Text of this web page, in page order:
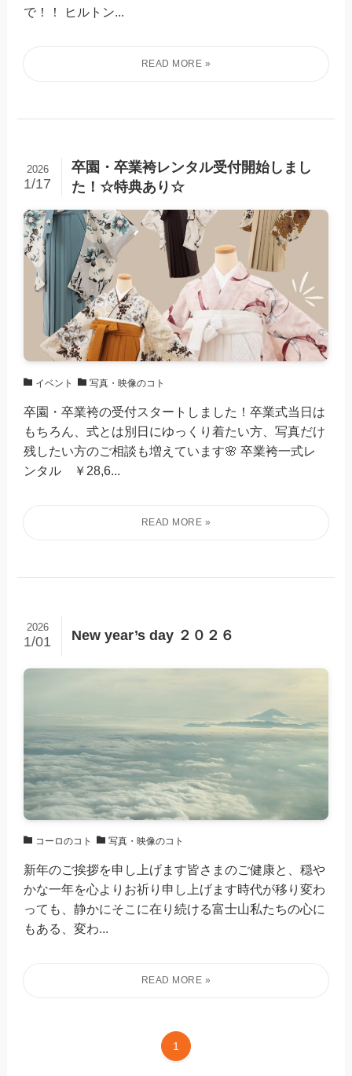
で！！ ヒルトン...
卒園・卒業袴レンタル受付開始しまし
た！☆特典あり☆
2026
1/17
イベント 写真・映像のコト
卒園・卒業袴の受付スタートしました！卒業式当日は
もちろん、式とは別日にゆっくり着たい方、写真だけ
残したい方のご相談も増えています🌸 卒業袴一式レ
ンタル ￥28,6...
New year’s day ２０２６
2026
1/01
コーロのコト 写真・映像のコト
新年のご挨拶を申し上げます皆さまのご健康と、穏や
かな一年を心よりお祈り申し上げます時代が移り変わ
っても、静かにそこに在り続ける富士山私たちの心に
もある、変わ...
1